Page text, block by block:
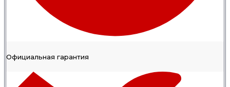
Официальная гарантия